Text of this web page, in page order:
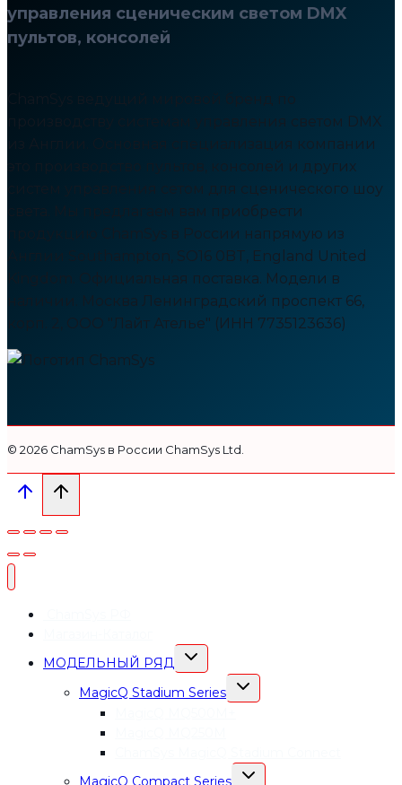
управления сценическим светом DMX
пультов, консолей
производству системам управления светом DMX
из Англии. Основная специализация компании
это производство пультов, консолей и других
систем управления сетом для сценического шоу
света. Мы предлагаем вам приобрести
продукцию ChamSys в России напрямую из
Англии Southampton, SO16 0BT, England United
Kingdom. Официальная поставка. Модели в
наличии. Москва Ленинградский проспект 66,
корп. 2, ООО "Лайт Ателье" (ИНН 7735123636)
© 2026 СhamSys в России ChamSys Ltd.
МОДЕЛЬНЫЙ РЯД
ПЕРЕКЛЮЧИТЬ
ДОЧЕРНЕЕ
MagicQ Stadium Series
ПЕРЕКЛЮЧИТЬ
ДОЧЕРНЕЕ
MagicQ Compact Series
ПЕРЕКЛЮЧИТЬ